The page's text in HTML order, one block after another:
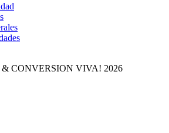
CONVERSION VIVA! 2026